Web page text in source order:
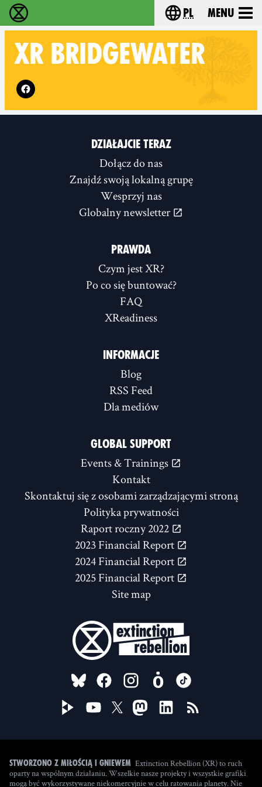
Extinction Rebellion - Home Choose your
pl Menu
XR BRIDGEWATER
Follow XR Bridgewater on
DZIAŁAJCIE TERAZ
Dołącz do nas
Znajdź swoją lokalną grupę
Wesprzyj nas
Globalny newsletter
PRAWDA
Czym jest XR?
Po co się buntować?
FAQ
XReadiness
INFORMACJE
Blog
RSS Feed
Dla mediów
GLOBAL SUPPORT
Events & Trainings
Kontakt
Skontaktuj się z osobami zarządzającymi stroną
Polityka prywatności
Raport roczny 2022
2023 Financial Report
2024 Financial Report
2025 Financial Report
Site map
FOLLOW US ON
Stworzono z miłością i gniewem Extinction Rebellion (XR) to ruch
oparty na wspólnym działaniu. Wszelkie nasze projekty i wszystkie grafiki
mogą być wykorzystywane niekomercyjnie w celu ratowania planety. Nie